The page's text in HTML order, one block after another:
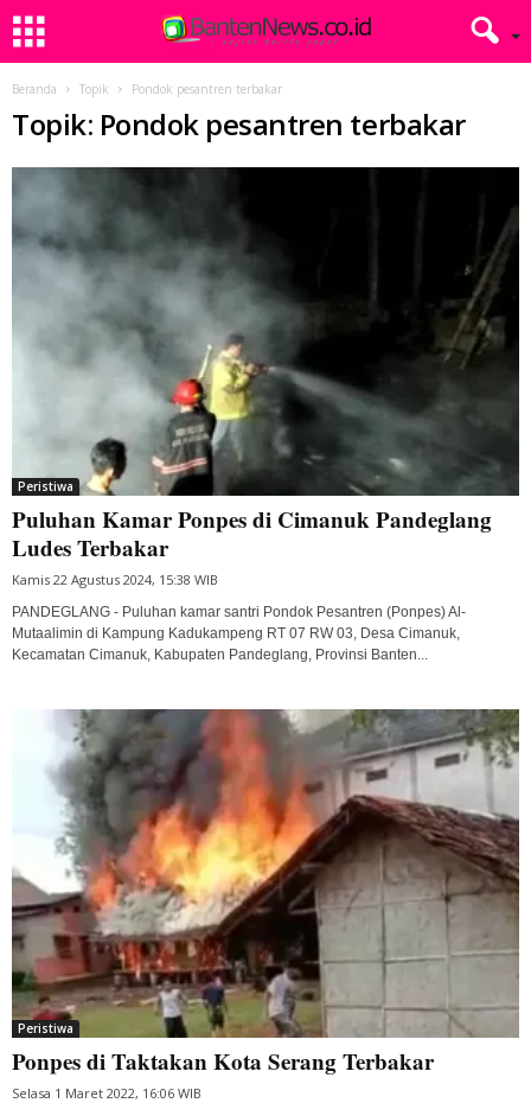
Beranda Topik Pondok pesantren terbakar
Topik: Pondok pesantren terbakar
Peristiwa
Puluhan Kamar Ponpes di Cimanuk Pandeglang
Ludes Terbakar
Kamis 22 Agustus 2024, 15:38 WIB
PANDEGLANG - Puluhan kamar santri Pondok Pesantren (Ponpes) Al-
Mutaalimin di Kampung Kadukampeng RT 07 RW 03, Desa Cimanuk,
Kecamatan Cimanuk, Kabupaten Pandeglang, Provinsi Banten...
Peristiwa
Ponpes di Taktakan Kota Serang Terbakar
Selasa 1 Maret 2022, 16:06 WIB